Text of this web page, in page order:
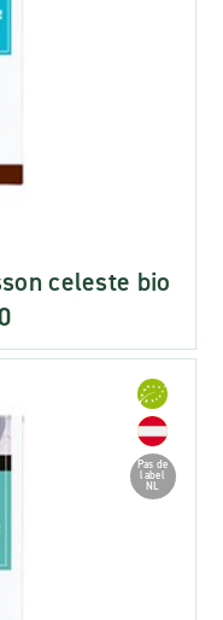
celeste bio
Pas de
label
NL